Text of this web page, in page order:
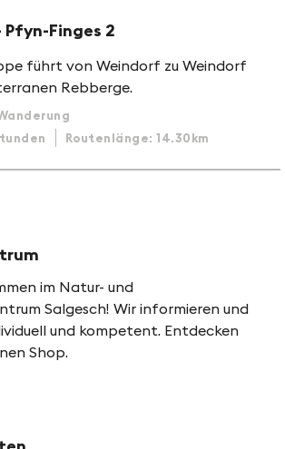
Finges 2
führt von Weindorf zu Weindorf
Rebberge.
Routenlänge: 14.30km
im Natur- und
Salgesch! Wir informieren und
und kompetent. Entdecken
Shop.